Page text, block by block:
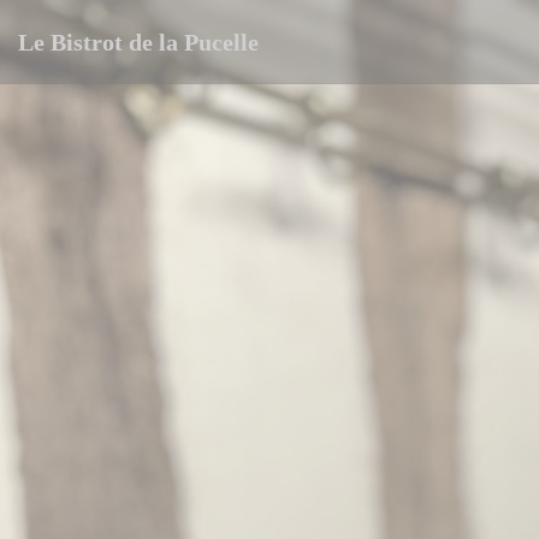
クッキー利用の管理について
Le Bistrot de la Pucelle